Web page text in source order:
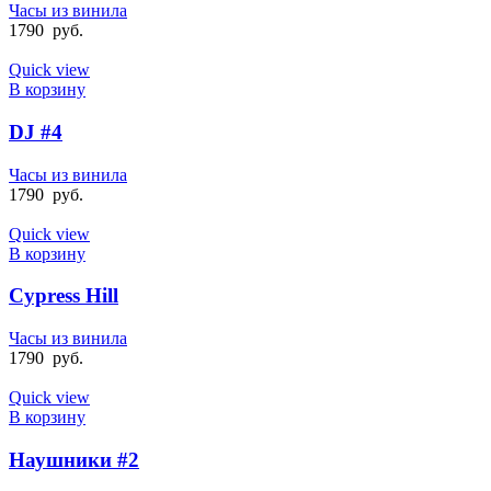
Часы из винила
1790 руб.
Quick view
В корзину
DJ #4
Часы из винила
1790 руб.
Quick view
В корзину
Cypress Hill
Часы из винила
1790 руб.
Quick view
В корзину
Наушники #2